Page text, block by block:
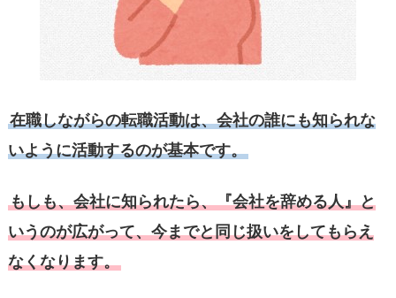
在職しながらの転職活動は、会社の誰にも知られな
いように活動するのが基本です。
もしも、会社に知られたら、『会社を辞める人』と
いうのが広がって、今までと同じ扱いをしてもらえ
なくなります。